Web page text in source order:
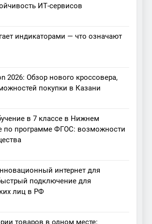
ИТ-сервисов
индикаторами — что означают
2026: Обзор нового кроссовера,
покупки в Казани
в 7 классе в Нижнем
по программе ФГОС: возможности
интернет для
подключение для
лиц в РФ
товаров в одном месте: